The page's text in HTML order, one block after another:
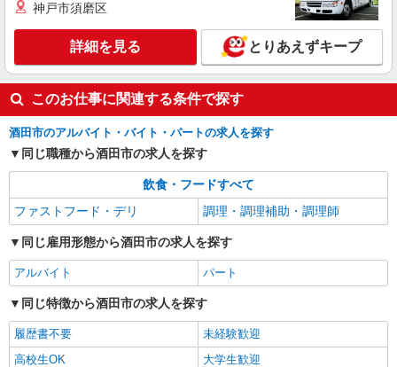
神戸市須磨区
詳細を見る とりあえずキープ
このお仕事に関連する条件で探す
酒田市のアルバイト・バイト・パートの求人を探す
同じ職種から酒田市の求人を探す
飲食・フードすべて
ファストフード・デリ
調理・調理補助・調理師
同じ雇用形態から酒田市の求人を探す
アルバイト パート
同じ特徴から酒田市の求人を探す
履歴書不要
未経験歓迎
高校生OK
大学生歓迎